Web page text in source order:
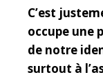
C’est
occupe une
de notre
surtout à